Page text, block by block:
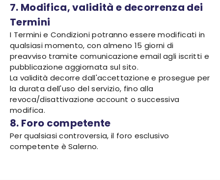
7. Modifica, validità e decorrenza dei
Termini
I Termini e Condizioni potranno essere modificati in
qualsiasi momento, con almeno 15 giorni di
preavviso tramite comunicazione email agli iscritti e
pubblicazione aggiornata sul sito.
La validità decorre dall'accettazione e prosegue per
la durata dell'uso del servizio, fino alla
revoca/disattivazione account o successiva
modifica.
8. Foro competente
Per qualsiasi controversia, il foro esclusivo
competente è Salerno.